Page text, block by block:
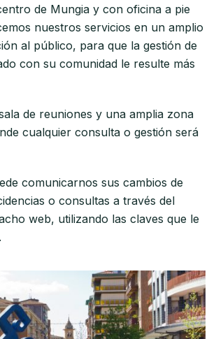
de Mungia y con oficina a pie
nuestros servicios en un amplio
al público, para que la gestión de
con su comunidad le resulte más
de reuniones y una amplia zona
cualquier consulta o gestión será
comunicarnos sus cambios de
o consultas a través del
web, utilizando las claves que le